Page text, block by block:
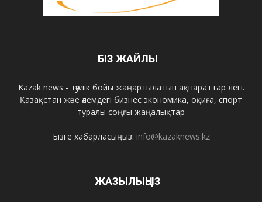
БІЗ ЖАЙЛЫ
Kazak news - тәулік бойы жаңартылатын ақпараттар легі.
Қазақстан және әлемдегі бизнес экономика, оқиға, спорт
туралы соңғы жаңалықтар
Бізге хабарласыңыз: info@kazaknews.kz
ЖАЗЫЛЫҢЫЗ